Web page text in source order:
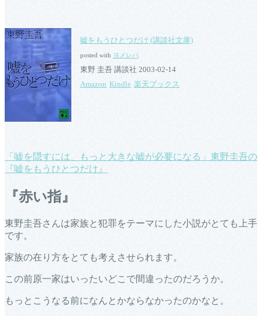
嘘をもうひとつだけ (講談社文庫)
posted with ヨメレバ
東野 圭吾 講談社 2003-02-14
Amazon Kindle 楽天ブックス
「嘘を隠すには、もっと大きな嘘が必要になる」東野圭吾の
『嘘をもうひとつだけ』
『赤い指』
東野圭吾さんは家族と犯罪をテーマにした小説がとても上手
です。
家族の在り方をとても考えさせられます。
この前原一家はいったいどこで間違ったのだろうか。
もっとこうなる前になんとかならなかったのかなと。